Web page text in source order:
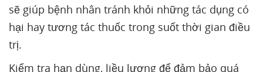
sẽ giúp bệnh nhân tránh khỏi những tác dụng có
hại hay tương tác thuốc trong suốt thời gian điều
trị.
Kiểm tra hạn dùng, liều lượng để đảm bảo quá